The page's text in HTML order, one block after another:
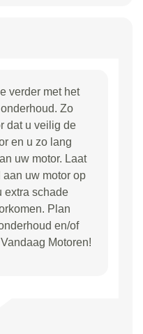
verder met het
Zo
dat u veilig de
en u zo lang
uw motor. Laat
uw motor op
extra schade
Plan
en/of
Motoren!